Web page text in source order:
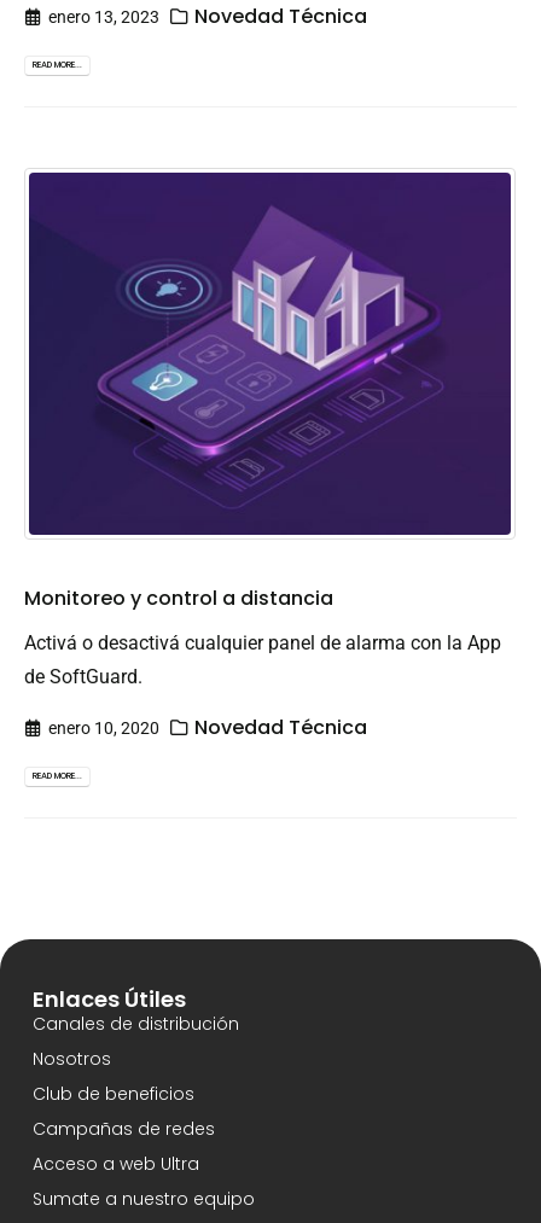
enero 13, 2023 Novedad Técnica
READ MORE...
Monitoreo y control a distancia
Activá o desactivá cualquier panel de alarma con la App
de SoftGuard.
enero 10, 2020 Novedad Técnica
READ MORE...
Enlaces Útiles
Canales de distribución
Nosotros
Club de beneficios
Campañas de redes
Acceso a web Ultra
Sumate a nuestro equipo